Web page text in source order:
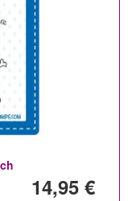
14,95 €